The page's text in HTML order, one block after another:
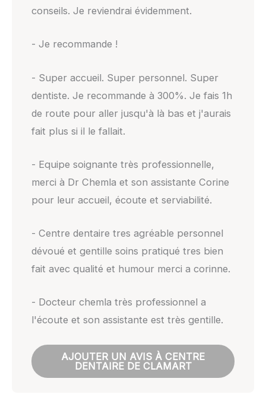
conseils. Je reviendrai évidemment.
- Je recommande !
- Super accueil. Super personnel. Super
dentiste. Je recommande à 300%. Je fais 1h
de route pour aller jusqu'à là bas et j'aurais
fait plus si il le fallait.
- Equipe soignante très professionnelle,
merci à Dr Chemla et son assistante Corine
pour leur accueil, écoute et serviabilité.
- Centre dentaire tres agréable personnel
dévoué et gentille soins pratiqué tres bien
fait avec qualité et humour merci a corinne.
- Docteur chemla très professionnel a
l'écoute et son assistante est très gentille.
AJOUTER UN AVIS À CENTRE
DENTAIRE DE CLAMART